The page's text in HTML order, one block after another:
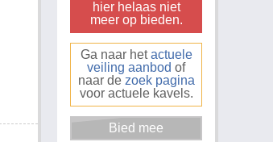
hier helaas niet
meer op bieden.
Ga naar hetactuele
veiling aanbod of
naar de zoek pagina
voor actuele kavels.